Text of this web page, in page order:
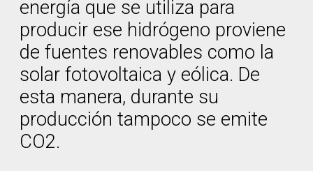
energía que se utiliza para
producir ese hidrógeno proviene
de fuentes renovables como la
solar fotovoltaica y eólica. De
esta manera, durante su
producción tampoco se emite
CO2.